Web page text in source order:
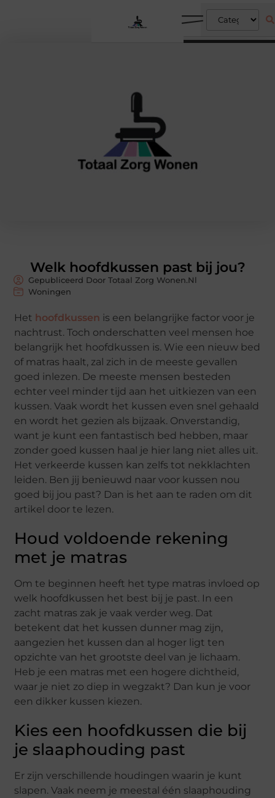
Welk hoofdkussen past bij jou?
Gepubliceerd Door Totaal Zorg Wonen.nl
Woningen
Het hoofdkussen is een belangrijke factor voor je
nachtrust. Toch onderschatten veel mensen hoe
belangrijk het hoofdkussen is. Wie een nieuw bed
of matras haalt, zal zich in de meeste gevallen
goed inlezen. De meeste mensen besteden
echter veel minder tijd aan het uitkiezen van een
kussen. Vaak wordt het kussen even snel gehaald
en wordt het gezien als bijzaak. Onverstandig,
want je kunt een fantastisch bed hebben, maar
zonder goed kussen haal je hier lang niet alles uit.
Het verkeerde kussen kan zelfs tot nekklachten
leiden. Ben jij benieuwd naar voor kussen nou
goed bij jou past? Dan is het aan te raden om dit
artikel door te lezen.
Houd voldoende rekening
met je matras
Om te beginnen heeft het type matras invloed op
welk hoofdkussen het best bij je past. In een
zacht matras zak je vaak verder weg. Dat
betekent dat het kussen dunner mag zijn,
aangezien het kussen dan al hoger ligt ten
opzichte van het grootste deel van je lichaam.
Heb je een matras met een hogere dichtheid,
waar je niet zo diep in wegzakt? Dan kun je voor
een dikker kussen kiezen.
Kies een hoofdkussen die bij
je slaaphouding past
Er zijn verschillende houdingen waarin je kunt
slapen. Vaak neem je meestal één slaaphouding